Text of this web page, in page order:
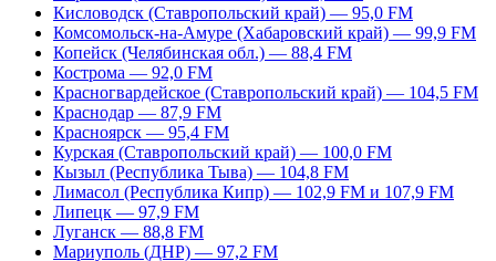
Кисловодск (Ставропольский край) — 95,0 FM
Комсомольск-на-Амуре (Хабаровский край) — 99,9 FM
Копейск (Челябинская обл.) — 88,4 FM
Кострома — 92,0 FM
Красногвардейское (Ставропольский край) — 104,5 FM
Краснодар — 87,9 FM
Красноярск — 95,4 FM
Курская (Ставропольский край) — 100,0 FM
Кызыл (Республика Тыва) — 104,8 FM
Лимасол (Республика Кипр) — 102,9 FM и 107,9 FM
Липецк — 97,9 FM
Луганск — 88,8 FM
Мариуполь (ДНР) — 97,2 FM